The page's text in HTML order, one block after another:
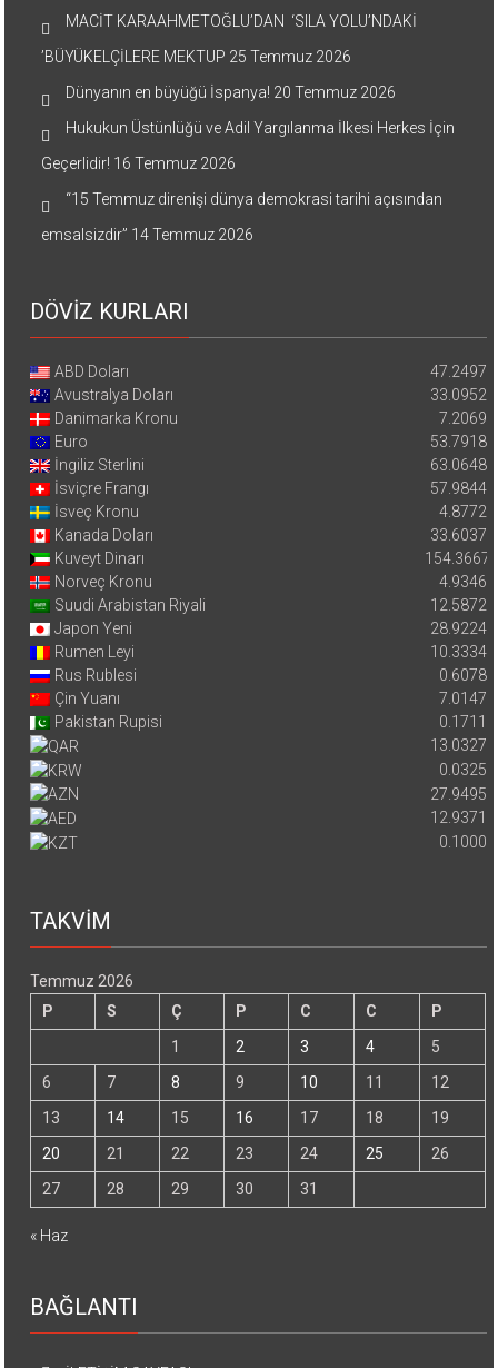
MACİT KARAAHMETOĞLU’DAN ‘SILA YOLU’NDAKİ
’BÜYÜKELÇİLERE MEKTUP 25 Temmuz 2026
Dünyanın en büyüğü İspanya! 20 Temmuz 2026
Hukukun Üstünlüğü ve Adil Yargılanma İlkesi Herkes İçin
Geçerlidir! 16 Temmuz 2026
“15 Temmuz direnişi dünya demokrasi tarihi açısından
emsalsizdir” 14 Temmuz 2026
DÖVİZ KURLARI
ABD Doları
47.2497
Avustralya Doları
33.0952
Danimarka Kronu
7.2069
Euro
53.7918
İngiliz Sterlini
63.0648
İsviçre Frangı
57.9844
İsveç Kronu
4.8772
Kanada Doları
33.6037
Kuveyt Dinarı
154.3667
Norveç Kronu
4.9346
Suudi Arabistan Riyali
12.5872
Japon Yeni
28.9224
Rumen Leyi
10.3334
Rus Rublesi
0.6078
Çin Yuanı
7.0147
Pakistan Rupisi
0.1711
13.0327
0.0325
27.9495
12.9371
0.1000
TAKVİM
Temmuz 2026
P
S Ç P C C
P
1
2 3 4
5
6
7 8 9 10 11
12
13
14 15 16 17 18
19
20
21 22 23 24 25
26
27
28 29 30 31
« Haz
BAĞLANTI